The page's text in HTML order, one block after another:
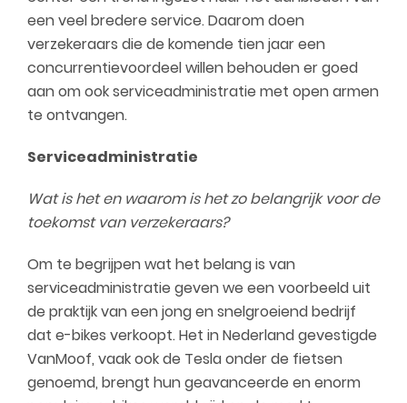
een veel bredere service. Daarom doen
verzekeraars die de komende tien jaar een
concurrentievoordeel willen behouden er goed
aan om ook serviceadministratie met open armen
te ontvangen.
Serviceadministratie
Wat is het en waarom is het zo belangrijk voor de
toekomst van verzekeraars?
Om te begrijpen wat het belang is van
serviceadministratie geven we een voorbeeld uit
de praktijk van een jong en snelgroeiend bedrijf
dat e-bikes verkoopt. Het in Nederland gevestigde
VanMoof, vaak ook de Tesla onder de fietsen
genoemd, brengt hun geavanceerde en enorm